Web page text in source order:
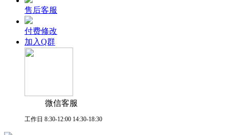
售后客服
付费修改
加入Q群
微信客服
工作日 8:30-12:00 14:30-18:30